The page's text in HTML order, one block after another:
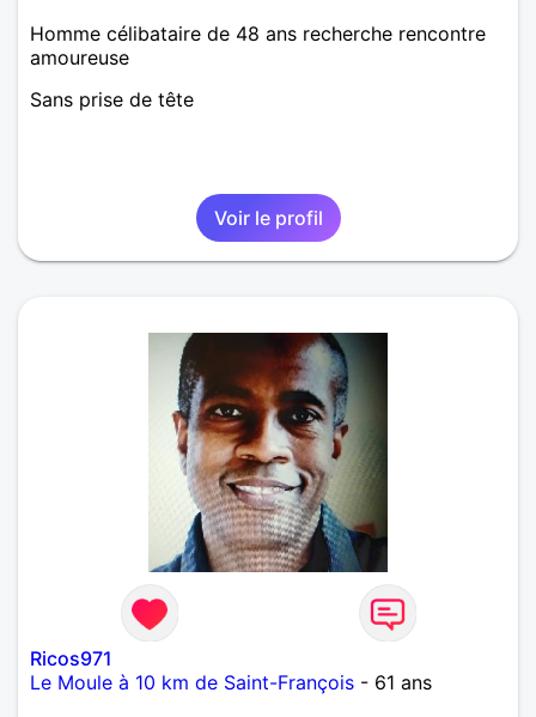
Homme célibataire de 48 ans recherche rencontre
amoureuse
Sans prise de tête
Voir le profil
Ricos971
Le Moule à 10 km de Saint-François - 61 ans